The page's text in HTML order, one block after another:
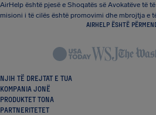
AirHelp është pjesë e Shoqatës së Avokatëve të
misioni i të cilës është promovimi dhe mbrojtja e
AIRHELP ËSHTË
NJIH TË DREJTAT E TUA
KOMPANIA JONË
PRODUKTET TONA
PARTNERITETET